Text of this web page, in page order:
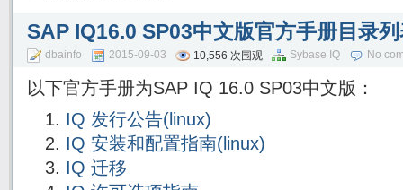
SAP IQ16.0 SP03中文版官方手册目录
dbainfo 2015-09-03 10,556 次围观 Sybase IQ No
以下官方手册为SAP IQ 16.0 SP03中文版：
IQ 发行公告(linux)
IQ 安装和配置指南(linux)
IQ 迁移